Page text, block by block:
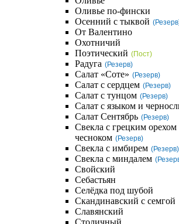
Оливье по-фински
Осенний с тыквой
От Валентино
Охотничий
Поэтический (Пост)
Радуга (Резерв)
Салат «Соте» (Резерв)
Салат с сердцем (Резерв)
Салат с тунцом (Резерв)
Салат с языком и
Салат Сентябрь (Резерв)
Свекла с грецким орехом
чесноком (Резерв)
Свекла с имбирем (Резерв)
Свекла с миндалем
Свойский
Себастьян
Селёдка под шубой
Скандинавский с семгой
Славянский
Столичный